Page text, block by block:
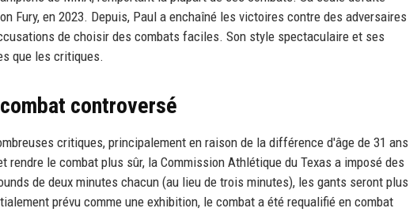
Fury, en 2023. Depuis, Paul a enchaîné les victoires contre des adversaires
de choisir des combats faciles. Son style spectaculaire et ses
que les critiques.
controversé
critiques, principalement en raison de la différence d'âge de 31 ans
le combat plus sûr, la Commission Athlétique du Texas a imposé des
de deux minutes chacun (au lieu de trois minutes), les gants seront plus
prévu comme une exhibition, le combat a été requalifié en combat